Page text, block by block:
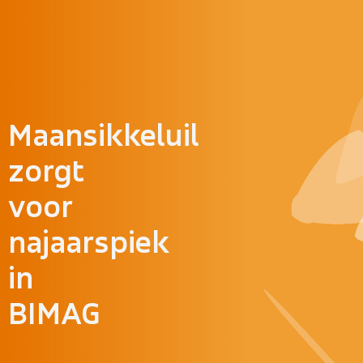
Maansikkeluil
zorgt
voor
najaarspiek
in
BIMAG